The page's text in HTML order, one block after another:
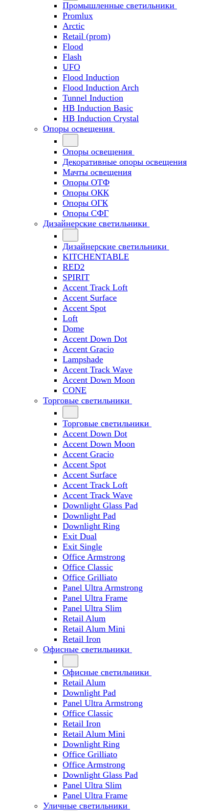
Промышленные светильники
Promlux
Arctic
Retail (prom)
Flood
Flash
UFO
Flood Induction
Flood Induction Arch
Tunnel Induction
HB Induction Basic
HB Induction Crystal
Опоры освещения
Опоры освещения
Декоративные опоры освещения
Мачты освещения
Опоры ОТФ
Опоры ОКК
Опоры ОГК
Опоры СФГ
Дизайнерские светильники
Дизайнерские светильники
KITCHENTABLE
RED2
SPIRIT
Accent Track Loft
Accent Surface
Accent Spot
Loft
Dome
Accent Down Dot
Accent Gracio
Lampshade
Accent Track Wave
Accent Down Moon
CONE
Торговые светильники
Торговые светильники
Accent Down Dot
Accent Down Moon
Accent Gracio
Accent Spot
Accent Surface
Accent Track Loft
Accent Track Wave
Downlight Glass Pad
Downlight Pad
Downlight Ring
Exit Dual
Exit Single
Office Armstrong
Office Classic
Office Grilliato
Panel Ultra Armstrong
Panel Ultra Frame
Panel Ultra Slim
Retail Alum
Retail Alum Mini
Retail Iron
Офисные светильники
Офисные светильники
Retail Alum
Downlight Pad
Panel Ultra Armstrong
Office Classic
Retail Iron
Retail Alum Mini
Downlight Ring
Office Grilliato
Office Armstrong
Downlight Glass Pad
Panel Ultra Slim
Panel Ultra Frame
Уличные светильники